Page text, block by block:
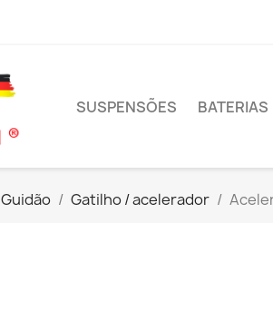
SUSPENSÕES BATERIAS
Guidão Gatilho / acelerador